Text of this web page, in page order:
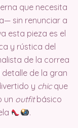
que necesita
sin renunciar a
esta pieza es el
y rústica del
de la correa
detalle de la gran
y chicque
un outfitbásico
.